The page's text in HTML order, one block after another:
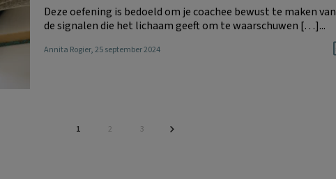
Deze oefening is bedoeld om je coachee bewust te maken van
de signalen die het lichaam geeft om te waarschuwen […]...
Annita Rogier, 25 september 2024
Pagina
1 Pagina
2 Pagina
3